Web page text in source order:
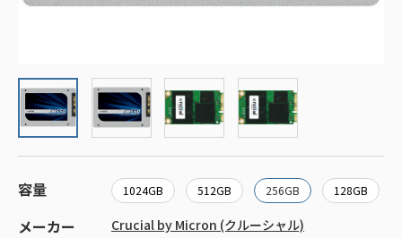
容量 1024GB 512GB 256GB 128GB
メーカー Crucial by Micron (クルーシャル)